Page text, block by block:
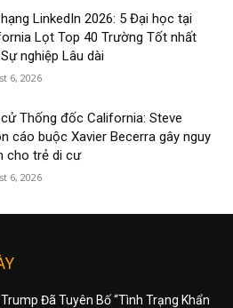
LinkedIn 2026: 5 Đại học tại
Lọt Top 40 Trường Tốt nhất
nghiệp Lâu dài
6, 2026
Thống đốc California: Steve
cáo buộc Xavier Becerra gây nguy
cho trẻ di cư
6, 2026
Đã Tuyên Bố “Tình Trạng Khẩn